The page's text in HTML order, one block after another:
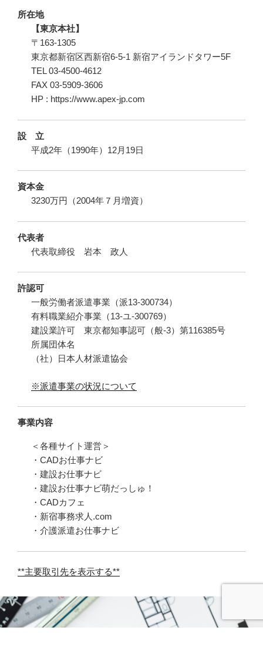
所在地
【東京本社】
〒163-1305
東京都新宿区西新宿6-5-1 新宿アイランドタワー5F
TEL 03-4500-4612
FAX 03-5909-3606
HP : https://www.apex-jp.com
設 立
平成2年（1990年）12月19日
資本金
3230万円（2004年７月増資）
代表者
代表取締役 岩本 政人
許認可
一般労働者派遣事業（派13-300734）
有料職業紹介事業（13-ユ-300769）
建設業許可 東京都知事認可（般-3）第116385号
所属団体名
（社）日本人材派遣協会
※派遣事業の状況について
事業内容
＜各種サイト運営＞
・CADお仕事ナビ
・建設お仕事ナビ
・建設お仕事ナビ萌だっしゅ！
・CADカフェ
・新宿事務求人.com
・介護派遣お仕事ナビ
**主要取引先を表示する**